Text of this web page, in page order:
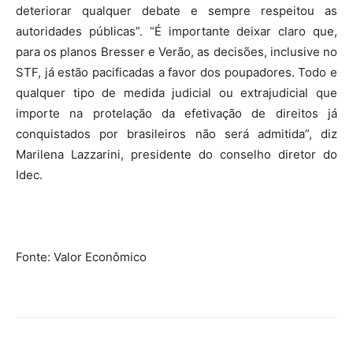
deteriorar qualquer debate e sempre respeitou as
autoridades públicas”. “É importante deixar claro que,
para os planos Bresser e Verão, as decisões, inclusive no
STF, já estão pacificadas a favor dos poupadores. Todo e
qualquer tipo de medida judicial ou extrajudicial que
importe na protelação da efetivação de direitos já
conquistados por brasileiros não será admitida”, diz
Marilena Lazzarini, presidente do conselho diretor do
Idec.
Fonte: Valor Econômico